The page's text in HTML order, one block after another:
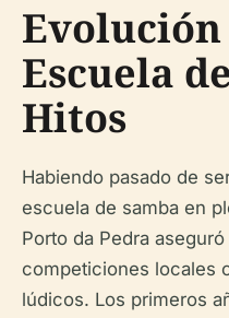
Escuela
Hitos
Habiendo pasado de
escuela de samba en
Porto da Pedra
competiciones locales
lúdicos. Los primeros